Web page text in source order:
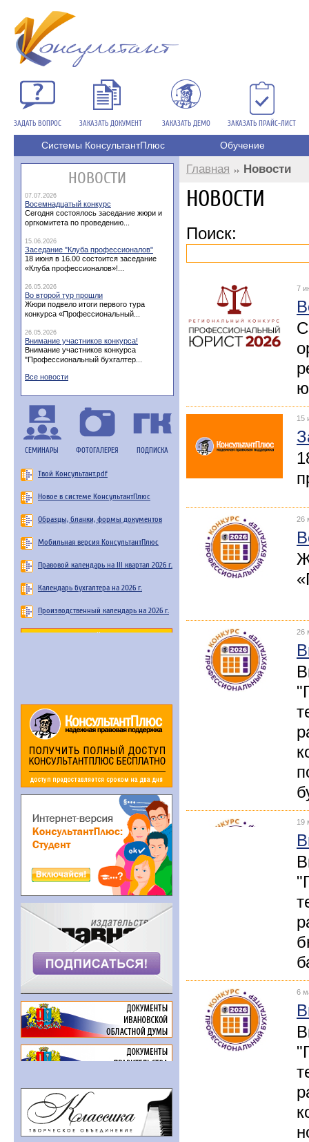
ЗАДАТЬ ВОПРОС ЗАКАЗАТЬ ДОКУМЕНТ ЗАКАЗАТЬ ДЕМО ЗАКАЗАТЬ ПРАЙС-ЛИСТ
Системы КонсультантПлюс Обучение
НОВОСТИ
07.07.2026
Восемнадцатый конкурс
Сегодня состоялось заседание жюри и
оргкомитета по проведению...
15.06.2026
Заседание "Клуба профессионалов"
18 июня в 16.00 состоится заседание
«Клуба профессионалов»!...
26.05.2026
Во второй тур прошли
Жюри подвело итоги первого тура
конкурса «Профессиональный...
26.05.2026
Внимание участников конкурса!
Внимание участников конкурса
"Профессиональный бухгалтер...
Все новости
СЕМИНАРЫ ФОТОГАЛЕРЕЯ ПОДПИСКА
Твой Консультант.pdf
Новое в системе КонсультантПлюс
Образцы, бланки, формы документов
Мобильная версия КонсультантПлюс
Правовой календарь на III квартал 2026 г.
Календарь бухгалтера на 2026 г.
Производственный календарь на 2026 г.
Главная Новости
НОВОСТИ
Поиск:
7
15
26
26
19
6